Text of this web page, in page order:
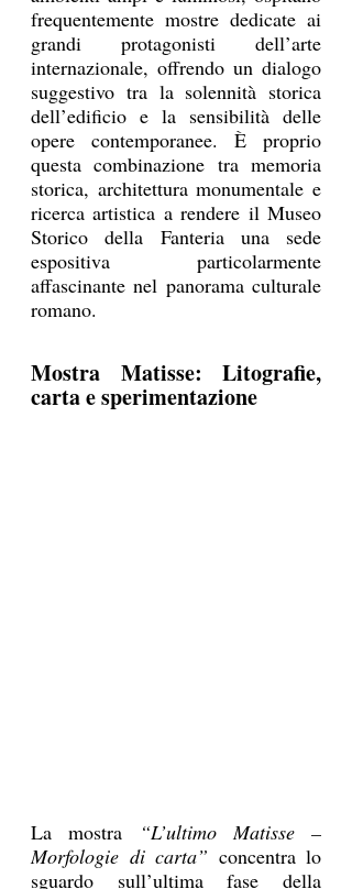
frequentemente mostre dedicate ai
grandi protagonisti dell’arte
internazionale, offrendo un dialogo
suggestivo tra la solennità storica
dell’edificio e la sensibilità delle
opere contemporanee. È proprio
questa combinazione tra memoria
storica, architettura monumentale e
ricerca artistica a rendere il Museo
Storico della Fanteria una sede
espositiva particolarmente
affascinante nel panorama culturale
romano.
Mostra Matisse: Litografie,
carta e sperimentazione
La mostra
“L’ultimo Matisse –
Morfologie di carta” concentra lo
sguardo sull’ultima fase della